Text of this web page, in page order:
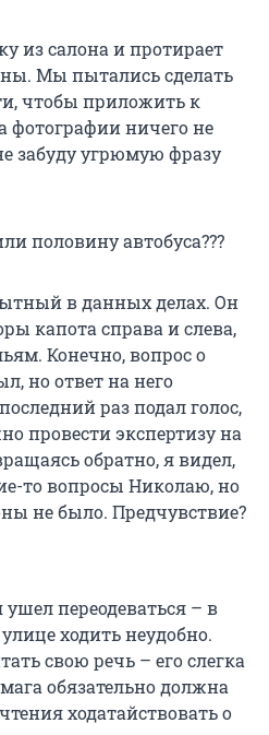
из салона и протирает
Мы пытались сделать
чтобы приложить к
фотографии ничего не
забуду угрюмую фразу
половину автобуса???
в данных делах. Он
капота справа и слева,
Конечно, вопрос о
но ответ на него
раз подал голос,
провести экспертизу на
обратно, я видел,
то вопросы Николаю, но
не было. Предчувствие?
переодеваться – в
ходить неудобно.
свою речь – его слегка
обязательно должна
ходатайствовать о